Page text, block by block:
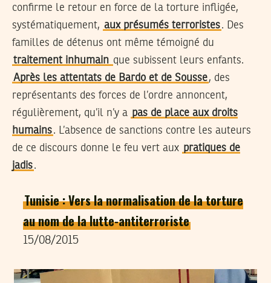
confirme le retour en force de la torture infligée,
systématiquement, aux présumés terroristes. Des
familles de détenus ont même témoigné du
traitement inhumain que subissent leurs enfants.
Après les attentats de Bardo et de Sousse, des
représentants des forces de l’ordre annoncent,
régulièrement, qu’il n’y a pas de place aux droits
humains. L’absence de sanctions contre les auteurs
de ce discours donne le feu vert aux pratiques de
jadis.
Tunisie : Vers la normalisation de la torture
au nom de la lutte-antiterroriste
15/08/2015